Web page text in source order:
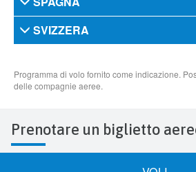
Prenotare un biglietto